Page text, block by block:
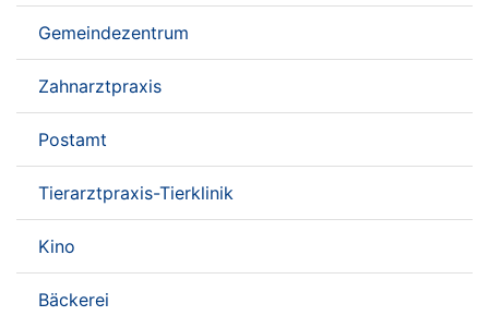
Gemeindezentrum
Zahnarztpraxis
Postamt
Tierarztpraxis-Tierklinik
Kino
Bäckerei